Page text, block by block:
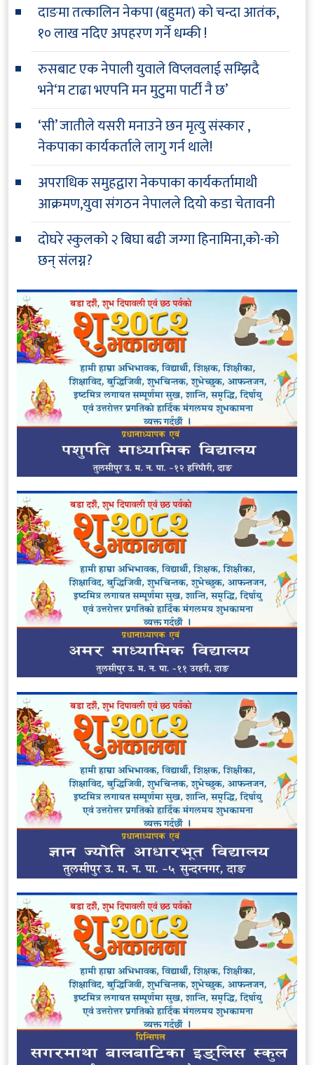
दाङमा तत्कालिन नेकपा (बहुमत) को चन्दा आतंक,
१० लाख नदिए अपहरण गर्ने धम्की !
रुसबाट एक नेपाली युवाले विप्लवलाई सम्झिदै
भने‘म टाढा भएपनि मन मुटुमा पार्टी नै छ’
‘सी’ जातीले यसरी मनाउने छन मृत्यु संस्कार ,
नेकपाका कार्यकर्ताले लागु गर्न थाले!
अपराधिक समुहद्वारा नेकपाका कार्यकर्तामाथी
आक्रमण,युवा संगठन नेपालले दियो कडा चेतावनी
दोघरे स्कुलको २ बिघा बढी जग्गा हिनामिना,को-को
छन् संलग्न?